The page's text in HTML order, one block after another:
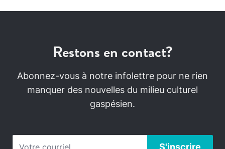
Restons en contact?
Abonnez-vous à notre infolettre pour ne rien
manquer des nouvelles du milieu culturel
gaspésien.